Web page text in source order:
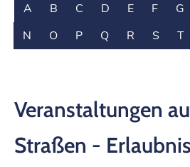
A B C D E F G
N
O P Q R S T
Veranstaltungen
Straßen -